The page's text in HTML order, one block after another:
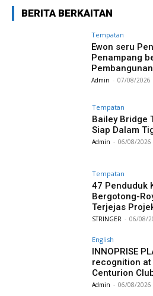
BERITA BERKAITAN
Tempatan
Ewon seru
Penampang
Admin - 07/08/2026
Tempatan
Bailey Bridge
Siap Dalam
Admin - 06/08/2026
Tempatan
47 Penduduk
Bergotong-
Terjejas
STRINGER - 06/08/
English
INNOPRISE
recognition at
Centurion
Admin - 06/08/2026